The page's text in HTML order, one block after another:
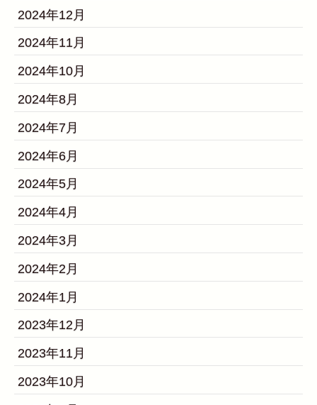
2024年12月
2024年11月
2024年10月
2024年8月
2024年7月
2024年6月
2024年5月
2024年4月
2024年3月
2024年2月
2024年1月
2023年12月
2023年11月
2023年10月